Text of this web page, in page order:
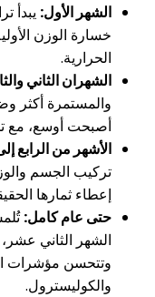
الشهر الأول: يبدأ
خسارة الوزن
الحرارية.
الشهران الثاني
والمستمرة أكثر
أصبحت أوسع، مع
الأشهر من الرابع
تركيب الجسم
إعطاء ثمارها
حتى عام كامل:
الشهر الثاني
وتتحسن مؤشرات
والكوليسترول.